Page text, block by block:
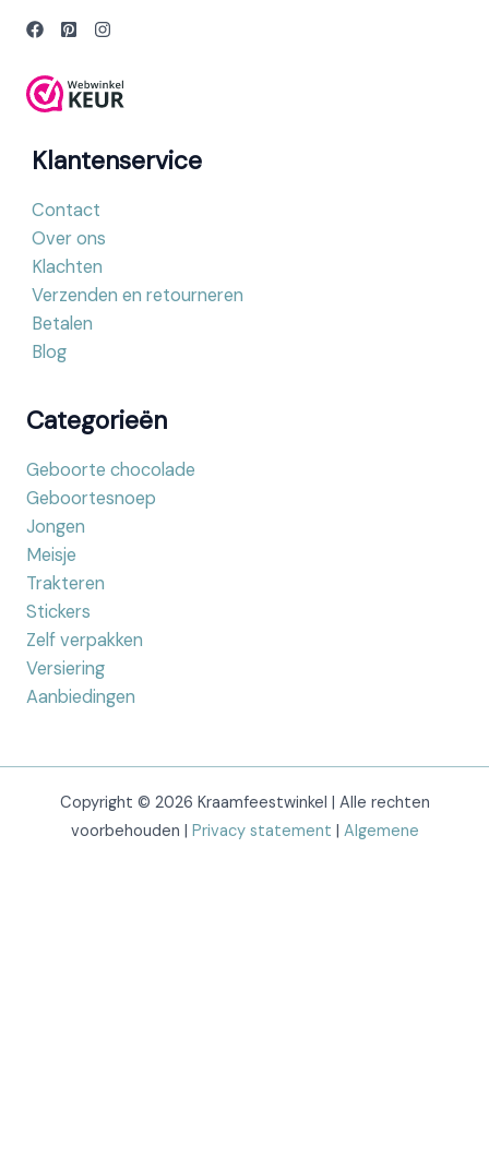
Klantenservice
Contact
Over ons
Klachten
Verzenden en retourneren
Betalen
Blog
Categorieën
Geboorte chocolade
Geboortesnoep
Jongen
Meisje
Trakteren
Stickers
Zelf verpakken
Versiering
Aanbiedingen
Copyright © 2026 Kraamfeestwinkel | Alle rechten
voorbehouden | Privacy statement | Algemene